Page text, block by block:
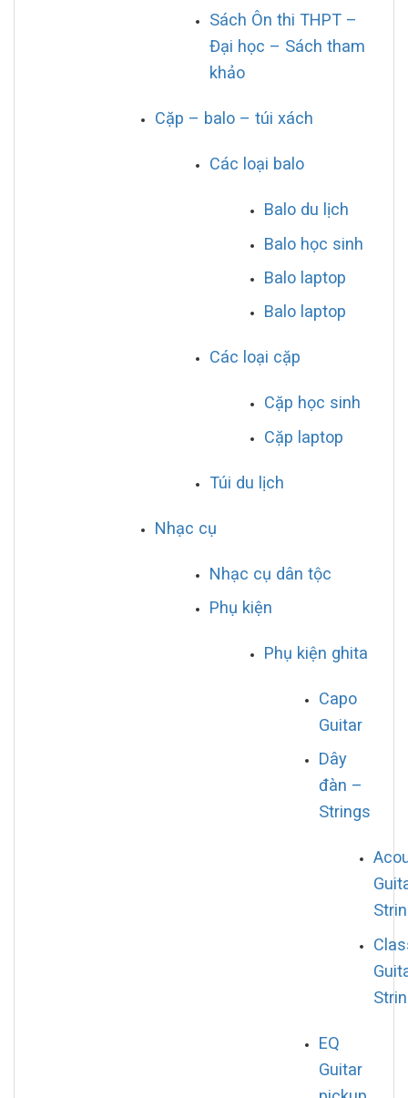
Sách Ôn thi THPT –
Đại học – Sách tham
khảo
Cặp – balo – túi xách
Các loại balo
Balo du lịch
Balo học sinh
Balo laptop
Balo laptop
Các loại cặp
Cặp học sinh
Cặp laptop
Túi du lịch
Nhạc cụ
Nhạc cụ dân tộc
Phụ kiện
Phụ kiện ghita
Capo
Guitar
Dây
đàn –
Strings
EQ
Guitar